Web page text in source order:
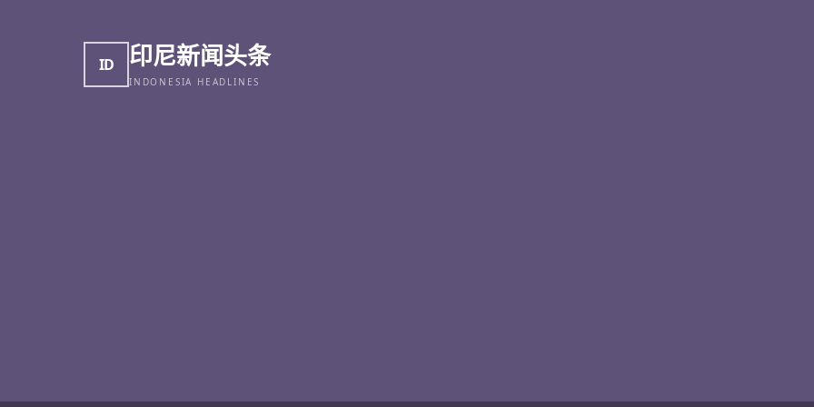
ID 印尼新闻头条
INDONESIA HEADLINES